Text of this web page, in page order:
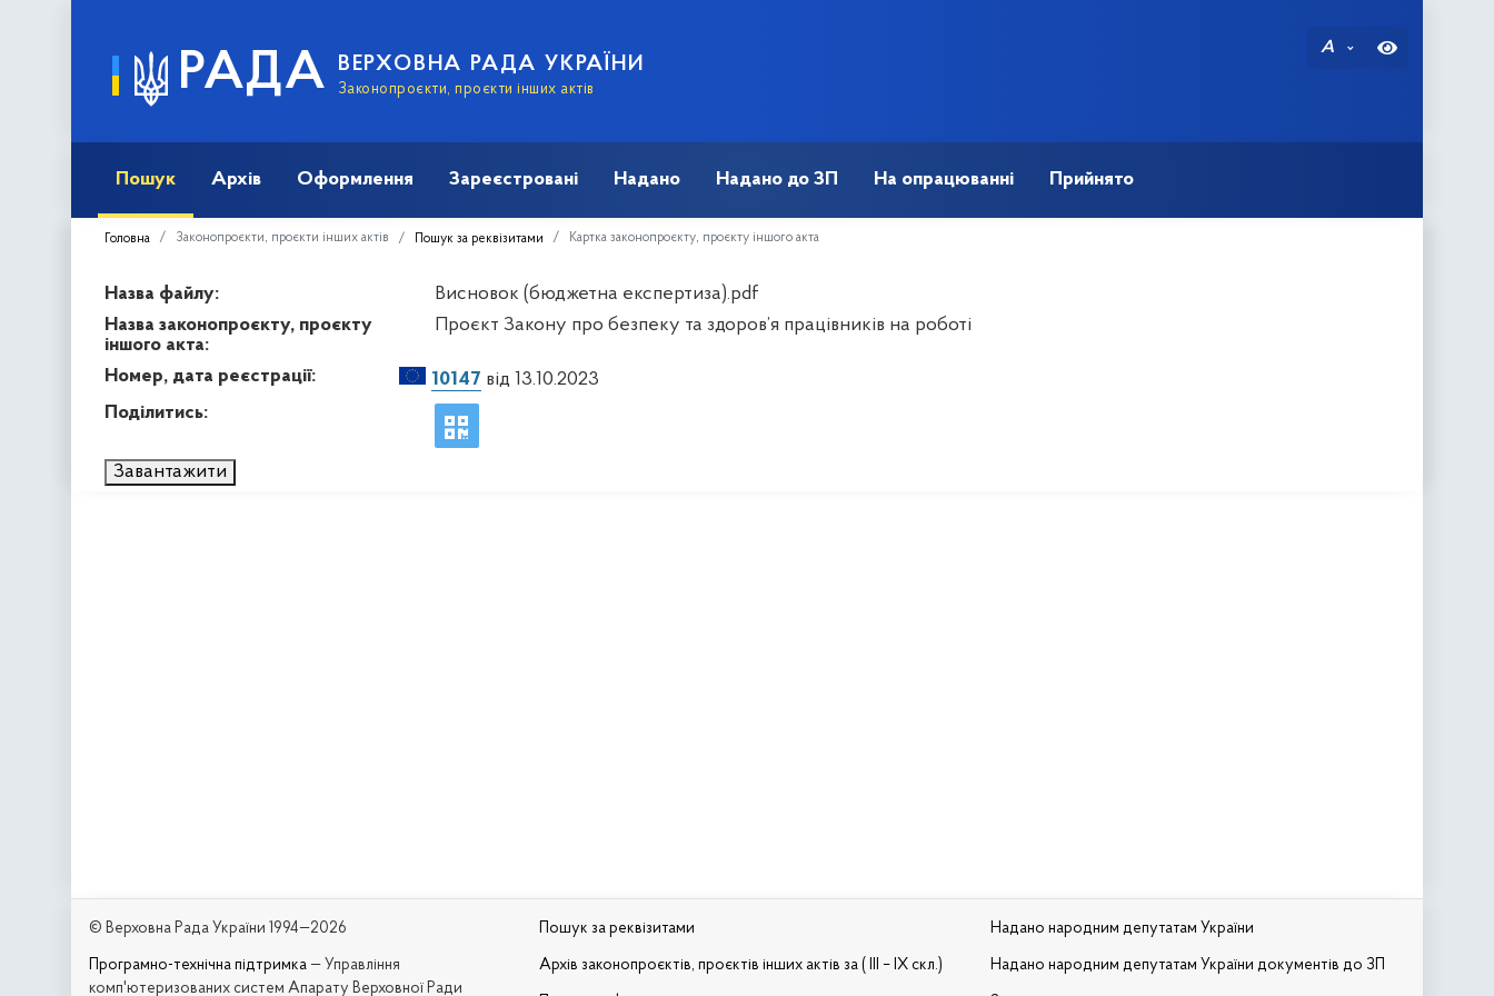
РАДА ВЕРХОВНА РАДА УКРАЇНИ
Законопроєкти, проєкти інших актів
A
Пошук Архів Оформлення Зареєстровані Надано Надано до ЗП На опрацюванні Прийнято
Головна Законопроєкти, проєкти інших актів Пошук за реквізитами Картка законопроєкту, проєкту іншого акта
Назва файлу:
Висновок (бюджетна експертиза).pdf
Назва законопроєкту, проєкту
іншого акта:
Проєкт Закону про безпеку та здоров’я працівників на роботі
Номер, дата реєстрації: 10147 від 13.10.2023
Поділитись:
Завантажити
© Верховна Рада України 1994—2026
Програмно-технічна підтримка — Управління
комп'ютеризованих систем Апарату Верховної Ради
Пошук за реквізитами
Архів законопроєктів, проєктів інших актів за ( III – IX скл.)
Надано народним депутатам України
Надано народним депутатам України документів до ЗП